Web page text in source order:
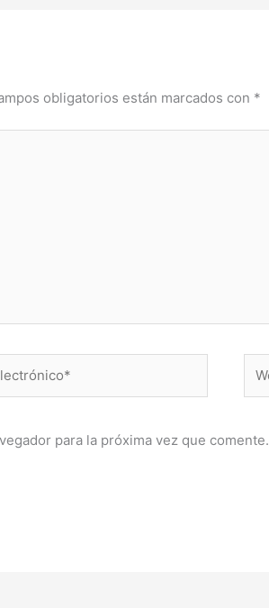
obligatorios están marcados con *
para la próxima vez que comente.